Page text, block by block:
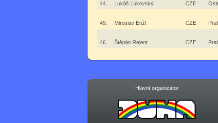
44. Lukáš Lukovský CZE
45. Miroslav Enžl CZE
46. Štěpán Rejent CZE
Hlavní organizátor